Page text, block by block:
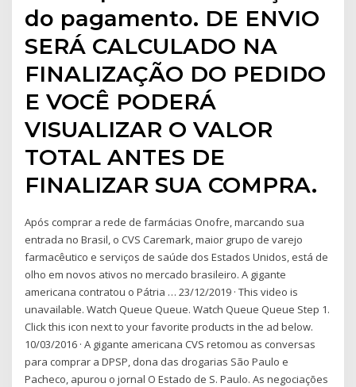
do pagamento. DE ENVIO
SERÁ CALCULADO NA
FINALIZAÇÃO DO PEDIDO
E VOCÊ PODERÁ
VISUALIZAR O VALOR
TOTAL ANTES DE
FINALIZAR SUA COMPRA.
Após comprar a rede de farmácias Onofre, marcando sua
entrada no Brasil, o CVS Caremark, maior grupo de varejo
farmacêutico e serviços de saúde dos Estados Unidos, está de
olho em novos ativos no mercado brasileiro. A gigante
americana contratou o Pátria … 23/12/2019 · This video is
unavailable. Watch Queue Queue. Watch Queue Queue Step 1.
Click this icon next to your favorite products in the ad below.
10/03/2016 · A gigante americana CVS retomou as conversas
para comprar a DPSP, dona das drogarias São Paulo e
Pacheco, apurou o jornal O Estado de S. Paulo. As negociações